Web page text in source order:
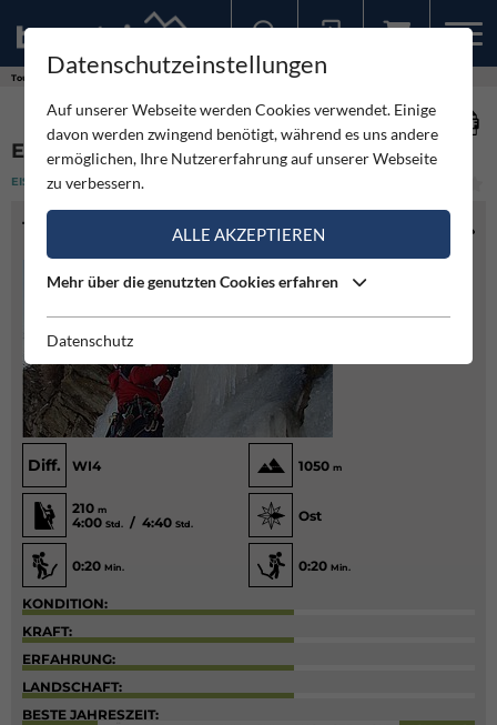
Touren
EISIGES KLASSENZIMMER - FELBERTAUERN
EISKLETTERN MITTEL
TOURENINFO
Diff. WI4 1050 m
210 m
4:00 Std. / 4:40 Std.
Ost
0:20 Min. 0:20 Min.
KONDITION:
KRAFT:
ERFAHRUNG:
LANDSCHAFT:
BESTE JAHRESZEIT:
Datenschutzeinstellungen
Auf unserer Webseite werden Cookies verwendet. Einige
davon werden zwingend benötigt, während es uns andere
ermöglichen, Ihre Nutzererfahrung auf unserer Webseite
zu verbessern.
ALLE AKZEPTIEREN
Mehr über die genutzten Cookies erfahren
Datenschutz